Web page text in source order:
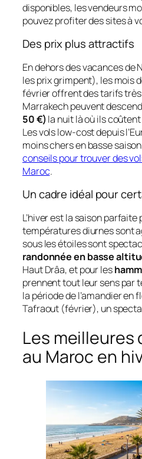
disponibles, les vendeurs
pouvez profiter des sites à
Des prix plus attractifs
En dehors des vacances de
les prix grimpent), les mois
février offrent des tarifs
Marrakech peuvent
50 €) la nuit là où ils
Les vols low-cost depuis
moins chers en basse
conseils pour trouver des
Maroc.
Un cadre idéal pour
L’hiver est la saison parfaite
températures diurnes sont
sous les étoiles sont
randonnée en basse
Haut Drâa, et pour les
prennent tout leur sens par
la période de l’amandier en
Tafraout (février), un
Les
au Maroc en